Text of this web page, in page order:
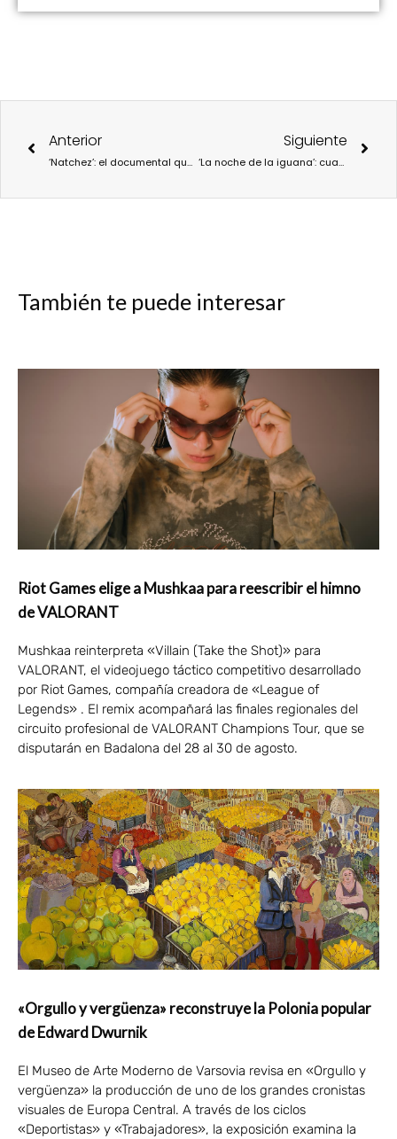
Anterior
‘Natchez’: el documental que deconstruye la postal romántica del Viejo Sur
Siguiente
‘La noche de la iguana’: cuando Hollywood convirtió Puerto Vallarta en leyenda
También te puede interesar
Riot Games elige a Mushkaa para reescribir el himno
de VALORANT
Mushkaa reinterpreta «Villain (Take the Shot)» para
VALORANT, el videojuego táctico competitivo desarrollado
por Riot Games, compañía creadora de «League of
Legends» . El remix acompañará las finales regionales del
circuito profesional de VALORANT Champions Tour, que se
disputarán en Badalona del 28 al 30 de agosto.
«Orgullo y vergüenza» reconstruye la Polonia popular
de Edward Dwurnik
El Museo de Arte Moderno de Varsovia revisa en «Orgullo y
vergüenza» la producción de uno de los grandes cronistas
visuales de Europa Central. A través de los ciclos
«Deportistas» y «Trabajadores», la exposición examina la